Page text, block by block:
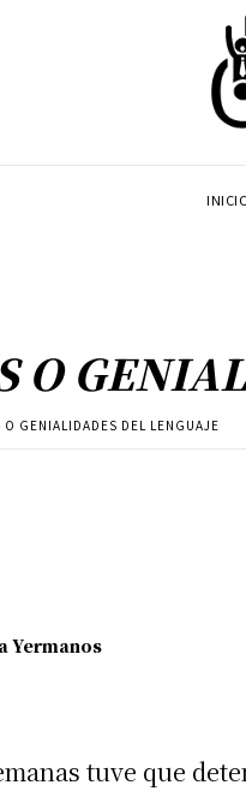
O
O GENIALIDADES DEL LENGUAJE
Yermanos
tuve que